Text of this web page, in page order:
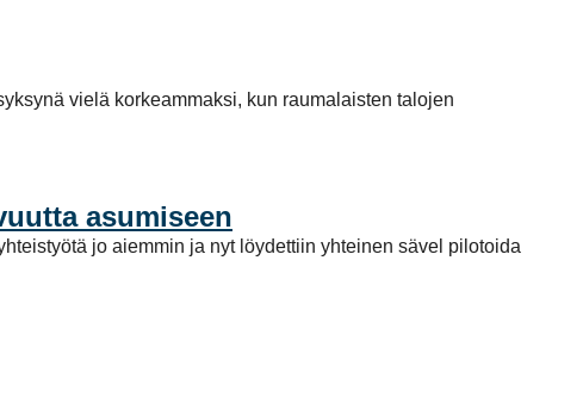
vielä korkeammaksi, kun raumalaisten talojen
asumiseen
jo aiemmin ja nyt löydettiin yhteinen sävel pilotoida